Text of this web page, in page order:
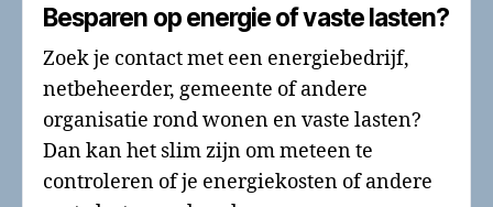
Besparen op energie of vaste lasten?
Zoek je contact met een energiebedrijf,
netbeheerder, gemeente of andere
organisatie rond wonen en vaste lasten?
Dan kan het slim zijn om meteen te
controleren of je energiekosten of andere